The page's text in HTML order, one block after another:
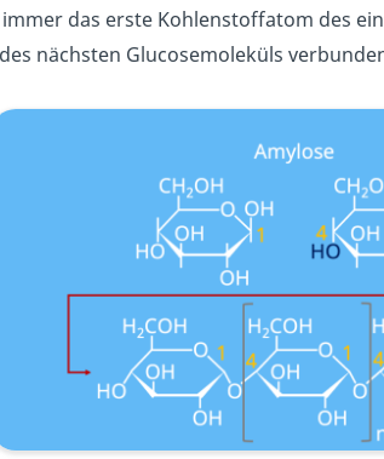
das erste Kohlenstoffatom des
nächsten Glucosemoleküls